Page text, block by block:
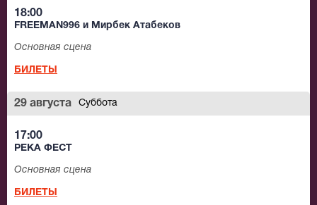
18:00
FREEMAN996 и Мирбек Атабеков
Основная сцена
БИЛЕТЫ
29 августа Суббота
17:00
РЕКА ФЕСТ
Основная сцена
БИЛЕТЫ